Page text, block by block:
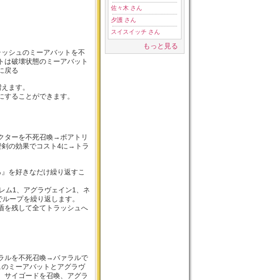
佐々木 さん
夕護 さん
スイスイッチ さん
もっと見る
シュのミーアバットを不
は破壊状態のミーアバット
戻る
ます。
ることができます。
ターを不死召喚→ボアトリ
の効果でコスト4に→トラ
を好きなだけ繰り返すこ
ム1、アグラヴェイン1、ネ
ープを繰り返します。
を残して全てトラッシュへ
ルを不死召喚→バァラルで
ミーアバットとアグラヴ
サイゴードを召喚、アグラ